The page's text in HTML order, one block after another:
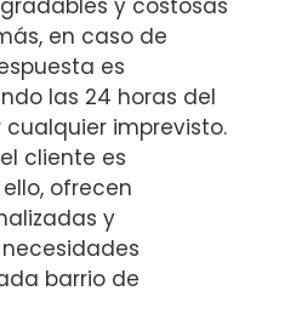
en caso de
es
las 24 horas del
imprevisto.
cliente es
ofrecen
y
barrio de